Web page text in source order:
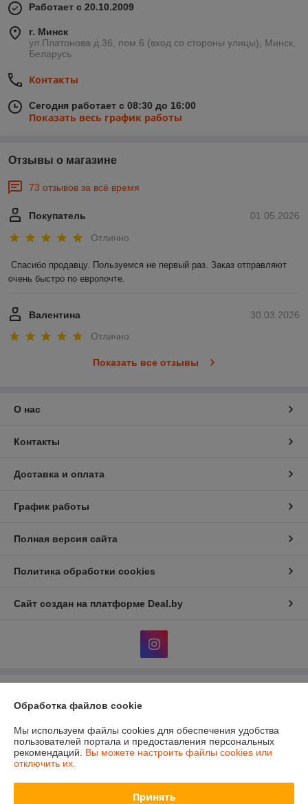
Работает с 20.10.2009
г. Минск
ул.Платонова д.36, пом.6 (вход со стороны улицы), Минск,
Беларусь
Контакты
Сегодня работает с 08:30 до 16:00
Показать весь график работы
Отзывы о магазине
73 отзывов за всё время
01.05.2026
Покупатель
Отлично
Спасибо продавцу. Пользуемся не первый раз. Заказ отправляют
очень быстро по европочте.
30.03.2026
Валентина
Отлично
Показать все отзывы
О нас
Контакты
Доставка и оплата
График работы
Полная версия сайта
Политика обработки cookies
Сайт создан на платформе Deal.by
Республика Беларусь, 220005, г. Минск, ул. Платонова, д. 36, пом. 6
Регистрационный номер ЕГР: 191159696
Регистрационный орган: Минский горисполком
Обработка файлов cookie
Мы используем файлы cookies для обеспечения удобства
пользователей портала и предоставления персональных
рекомендаций. Вы можете настроить файлы cookies или
отключить их.
Принять